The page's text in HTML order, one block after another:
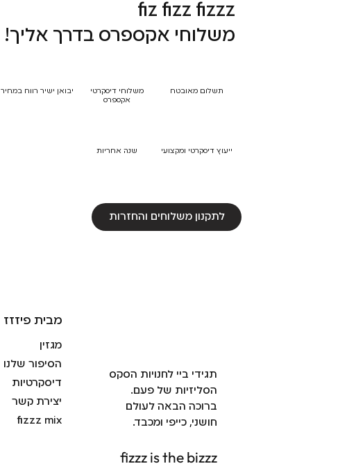
fiz fizz fizzz
משלוחי אקספרס בדרך אליך!
תשלום מאובטח
ייעוץ דיסקרטי ומקצועי
משלוחי דיסקרטי
אקספרס
שנה אחריות
יבואן ישיר רווח במחיר
לתקנון משלוחים והחזרות
מבית פיזזז
מגזין
הסיפור שלנו
דיסקרטיות
יצירת קשר
fizzz mix
תגידי ביי לחנויות הסקס
הסליזיות של פעם.
ברוכה הבאה לעולם
חושני, כייפי ומכבד.
fizzz is the bizzz